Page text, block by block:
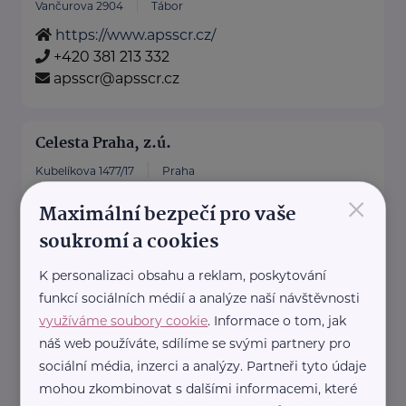
Vančurova 2904 Tábor
https://www.apsscr.cz/
+420 381 213 332
apsscr@apsscr.cz
Celesta Praha, z.ú.
Kubelíkova 1477/17 Praha
www.celestapraha.cz
+420 775 976 383
celesta@celestapraha.cz
Diakonie Církve bratrské
Koněvova 151/24 Praha
http://cb.cz/diakonie
+420 222 580 138
×
Maximální bezpečí pro vaše
soukromí a cookies
K personalizaci obsahu a reklam, poskytování
funkcí sociálních médií a analýze naší návštěvnosti
využíváme soubory cookie. Informace o tom, jak
náš web používáte, sdílíme se svými partnery pro
sociální média, inzerci a analýzy. Partneři tyto údaje
mohou zkombinovat s dalšími informacemi, které